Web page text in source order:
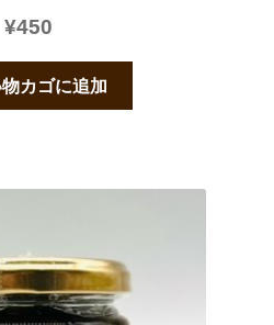
¥450
カゴに追加